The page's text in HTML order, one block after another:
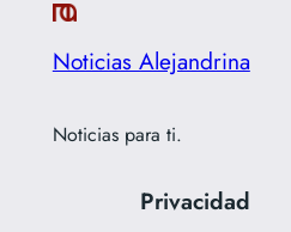
Noticias Alejandrina
Noticias para ti.
Privacidad